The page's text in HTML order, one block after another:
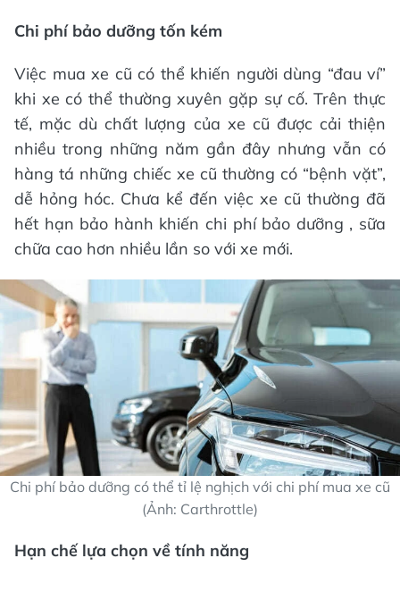
Chi phí bảo dưỡng tốn kém
Việc mua xe cũ có thể khiến người dùng “đau ví”
khi xe có thể thường xuyên gặp sự cố. Trên thực
tế, mặc dù chất lượng của xe cũ được cải thiện
nhiều trong những năm gần đây nhưng vẫn có
hàng tá những chiếc xe cũ thường có “bệnh vặt”,
dễ hỏng hóc. Chưa kể đến việc xe cũ thường đã
hết hạn bảo hành khiến chi phí bảo dưỡng , sữa
chữa cao hơn nhiều lần so với xe mới.
Chi phí bảo dưỡng có thể tỉ lệ nghịch với chi phí mua xe cũ
(Ảnh: Carthrottle)
Hạn chế lựa chọn về tính năng